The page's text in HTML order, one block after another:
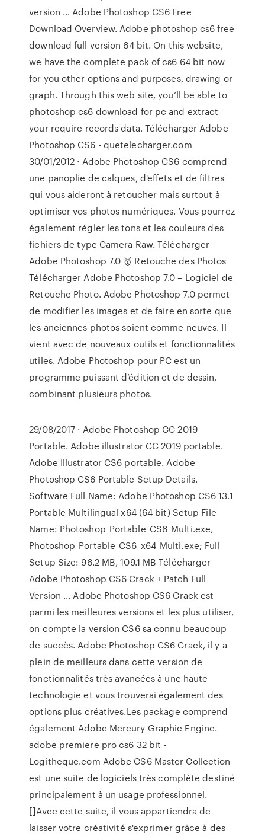
version … Adobe Photoshop CS6 Free
Download Overview. Adobe photoshop cs6 free
download full version 64 bit. On this website,
we have the complete pack of cs6 64 bit now
for you other options and purposes, drawing or
graph. Through this web site, you’ll be able to
photoshop cs6 download for pc and extract
your require records data. Télécharger Adobe
Photoshop CS6 - quetelecharger.com
30/01/2012 · Adobe Photoshop CS6 comprend
une panoplie de calques, d'effets et de filtres
qui vous aideront à retoucher mais surtout à
optimiser vos photos numériques. Vous pourrez
également régler les tons et les couleurs des
fichiers de type Camera Raw. Télécharger
Adobe Photoshop 7.0 🥇 Retouche des Photos
Télécharger Adobe Photoshop 7.0 – Logiciel de
Retouche Photo. Adobe Photoshop 7.0 permet
de modifier les images et de faire en sorte que
les anciennes photos soient comme neuves. Il
vient avec de nouveaux outils et fonctionnalités
utiles. Adobe Photoshop pour PC est un
programme puissant d’édition et de dessin,
combinant plusieurs photos.
29/08/2017 · Adobe Photoshop CC 2019
Portable. Adobe illustrator CC 2019 portable.
Adobe Illustrator CS6 portable. Adobe
Photoshop CS6 Portable Setup Details.
Software Full Name: Adobe Photoshop CS6 13.1
Portable Multilingual x64 (64 bit) Setup File
Name: Photoshop_Portable_CS6_Multi.exe,
Photoshop_Portable_CS6_x64_Multi.exe; Full
Setup Size: 96.2 MB, 109.1 MB Télécharger
Adobe Photoshop CS6 Crack + Patch Full
Version ... Adobe Photoshop CS6 Crack est
parmi les meilleures versions et les plus utiliser,
on compte la version CS6 sa connu beaucoup
de succès. Adobe Photoshop CS6 Crack, il y a
plein de meilleurs dans cette version de
fonctionnalités très avancées à une haute
technologie et vous trouverai également des
options plus créatives.Les package comprend
également Adobe Mercury Graphic Engine.
adobe premiere pro cs6 32 bit -
Logitheque.com Adobe CS6 Master Collection
est une suite de logiciels très complète destiné
principalement à un usage professionnel.
[]Avec cette suite, il vous appartiendra de
laisser votre créativité s'exprimer grâce à des